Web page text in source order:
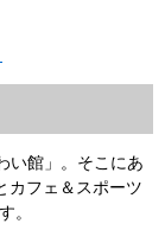
い館」。そこにあ
カフェ＆スポーツ
。